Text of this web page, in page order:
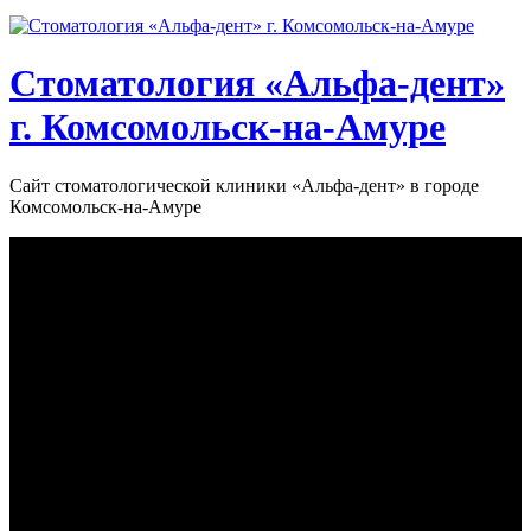
Стоматология «‎Альфа-дент»‎
г. Комсомольск-на-Амуре
Сайт стоматологической клиники «‎Альфа-дент» в городе
Комсомольск-на-Амуре